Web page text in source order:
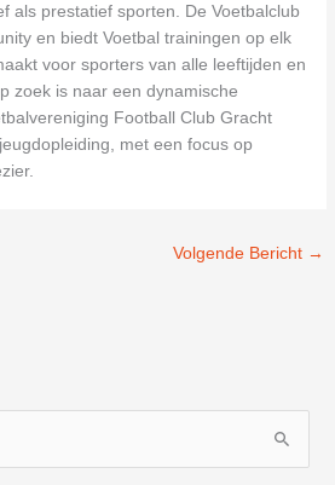
als prestatief sporten. De Voetbalclub
en biedt Voetbal trainingen op elk
voor sporters van alle leeftijden en
zoek is naar een dynamische
Football Club Gracht
met een focus op
Volgende Bericht →